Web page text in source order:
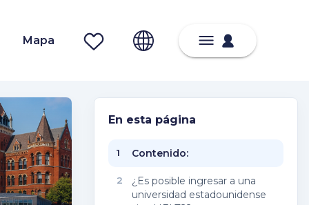
Mapa
En esta página
1 Contenido:
2
¿Es posible ingresar a una
universidad estadounidense